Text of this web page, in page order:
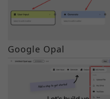
Google Opal